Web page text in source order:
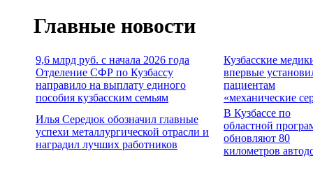
Главные новости
9,6 млрд руб. с начала 2026 года
Отделение СФР по Кузбассу
направило на выплату единого
пособия кузбасским семьям
Кузбасские
впервые
пациентам
«механические
Илья Середюк обозначил главные
успехи металлургической отрасли и
наградил лучших работников
В Кузбассе по
областной
обновляют 80
километров